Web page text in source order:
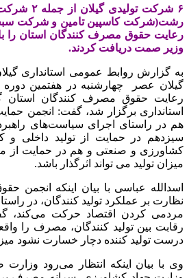
۶ شرکت
رشت(شرکت کاسپین تامین و شرکت
رعایت حقوق مصرف کنندگان استان را
وزیر صمت دریافت کردند.
به گزارش روابط عمومی استانداری
گیلان عصر چهارشنبه در هفتمین دوره
رعایت حقوق مصرف کنندگان استان
استانداری برگزار شد، گفت: انجمن
هم در راستای اجرای سیاست‌های
سیزدهم در حمایت از تولید داخلی و
کشاورزی و صنعتی و هم در حمایت از
میزان تولید می تواند اثرگذار باشد.
اسدالله عباسی با بیان اینکه
نظارت بر عملکرد تولید کنندگان، در
مردمی کردن اقتصاد حرکت می‌کند،
رقابت بین تولید کنندگان، مصرف را
درست تولید کننده دچار خسارت نشود
وی با بیان اینکه انتظار می‌رود